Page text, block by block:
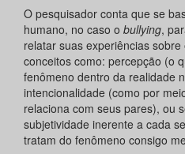
O pesquisador conta que se
humano, no caso o bullying,
relatar suas experiências
conceitos como: percepção (o
fenômeno dentro da realidade
intencionalidade (como por
relaciona com seus pares), ou
subjetividade inerente a cada
tratam do fenômeno consigo